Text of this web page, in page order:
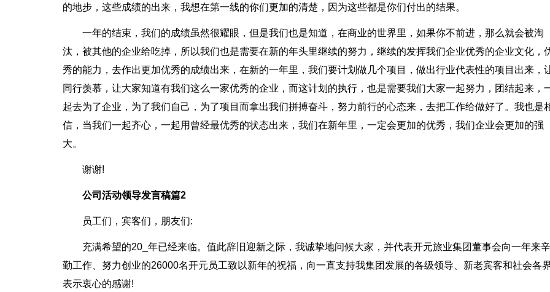
的地步，这些成绩的出来，我想在第一线的你们更加的清楚，因为这些都是你们付出的结果。
一年的结束，我们的成绩虽然很耀眼，但是我们也是知道，在商业的世界里，如果你不前进，那么就会被淘
汰，被其他的企业给吃掉，所以我们也是需要在新的年头里继续的努力，继续的发挥我们企业优秀的企业文化，
秀的能力，去作出更加优秀的成绩出来，在新的一年里，我们要计划做几个项目，做出行业代表性的项目出来，
同行羡慕，让大家知道有我们这么一家优秀的企业，而这计划的执行，也是需要我们大家一起努力，团结起来，
起去为了企业，为了我们自己，为了项目而拿出我们拼搏奋斗，努力前行的心态来，去把工作给做好了。我也是
信，当我们一起齐心，一起用曾经最优秀的状态出来，我们在新年里，一定会更加的优秀，我们企业会更加的强
大。
谢谢!
公司活动领导发言稿篇2
员工们，宾客们，朋友们:
充满希望的20_年已经来临。值此辞旧迎新之际，我诚挚地问候大家，并代表开元旅业集团董事会向一年来辛
勤工作、努力创业的26000名开元员工致以新年的祝福，向一直支持我集团发展的各级领导、新老宾客和社会各
表示衷心的感谢!